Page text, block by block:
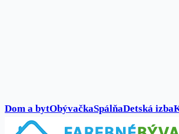
Dom a bytObývačkaSpálňaDetská izba